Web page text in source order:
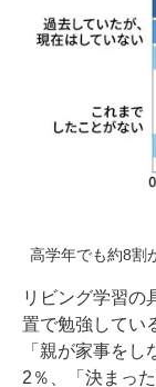
高学年でも約8割
リビング学習の
置で勉強してい
「親が家事を
2％、「決まっ